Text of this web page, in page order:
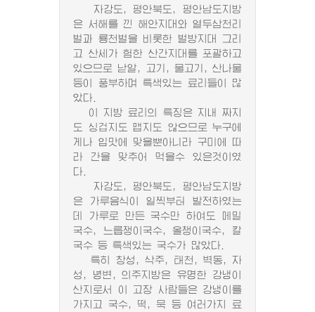
자강도, 평안북도, 평안남도지방
은 서해를 낀 해안지대와 열두삼천리
벌과 룡천벌을 비롯한 벌방지대 그리
고 산세가 험한 산간지대를 포괄하고
있으므로 낟알, 고기, 물고기, 산나물
등이 풍부하며 특색있는 료리들이 많
았다.
이 지방 료리의 특징은 지내 짜지
도 싱겁지도 맵지도 않으므로 누구에
게나 입맛에 맞을뿐아니라 구미에 따
라 간을 맞추어 먹을수 있은것이였
다.
자강도, 평안북도, 평안남도지방
은 가루음식이 일찍부터 발전하였는
데 가루로 만든 국수만 하여도 메밀
국수, 느릅쟁이국수, 올챙이국수, 칼
국수 등 특색있는 국수가 많았다.
특히 창성, 삭주, 태천, 벽동, 자
성, 녕변, 의주지방은 유명한 강냉이
산지로서 이 고장 사람들은 강냉이를
가지고 국수, 떡, 묵 등 여러가지 료